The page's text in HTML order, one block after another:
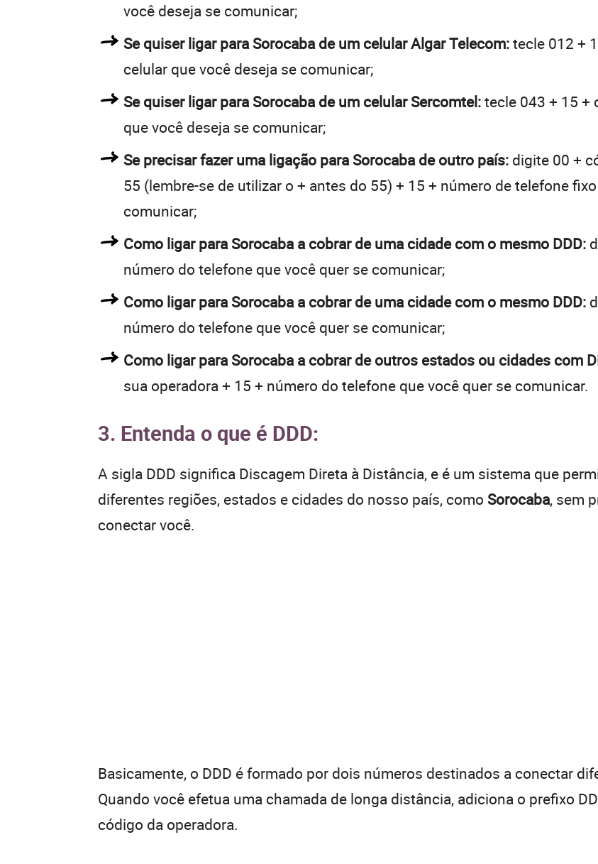
você deseja se comunicar;
Se quiser ligar para Sorocaba de um celular Algar Telecom:tecle 012 +
celular que você deseja se comunicar;
Se quiser ligar para Sorocaba de um celular Sercomtel:tecle 043 + 15 +
que você deseja se comunicar;
Se precisar fazer uma ligação para Sorocaba de outro país: digite 00 +
55 (lembre-se de utilizar o + antes do 55) + 15 + número de telefone
comunicar;
Como ligar para Sorocaba a cobrar de uma cidade com o mesmo DDD:
número do telefone que você quer se comunicar;
Como ligar para Sorocaba a cobrar de uma cidade com o mesmo DDD:
número do telefone que você quer se comunicar;
Como ligar para Sorocaba a cobrar de outros estados ou cidades com
sua operadora + 15 + número do telefone que você quer se comunicar.
3. Entenda o que é DDD:
A sigla DDD significa Discagem Direta à Distância, e é um sistema que
diferentes regiões, estados e cidades do nosso país, como Sorocaba, sem
conectar você.
Basicamente, o DDD é formado por dois números destinados a conectar
Quando você efetua uma chamada de longa distância, adiciona o prefixo
código da operadora.